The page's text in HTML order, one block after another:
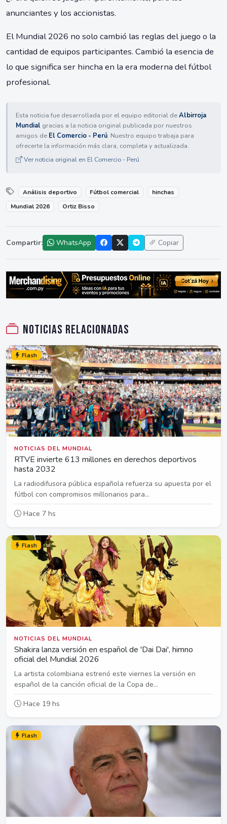
anunciantes y los accionistas.
El Mundial 2026 no solo cambió las reglas del juego o la
cantidad de equipos participantes. Cambió la esencia de
lo que significa ser hincha en la era moderna del fútbol
profesional.
Esta noticia fue desarrollada por el equipo editorial deAlbirroja
Mundial gracias a la noticia original publicada por nuestros
amigos de El Comercio - Perú. Nuestro equipo trabaja para
ofrecerte la información más clara, completa y actualizada.
Ver noticia original en El Comercio - Perú
Análisis deportivo Fútbol comercial
hinchas
Mundial 2026
Ortiz Bisso
Compartir: WhatsApp Copiar
Noticias relacionadas
Flash
NOTICIAS DEL MUNDIAL
RTVE invierte 613 millones en derechos deportivos
hasta 2032
La radiodifusora pública española refuerza su apuesta por el
fútbol con compromisos millonarios para...
Hace 7 hs
Flash
NOTICIAS DEL MUNDIAL
Shakira lanza versión en español de 'Dai Dai', himno
oficial del Mundial 2026
La artista colombiana estrenó este viernes la versión en
español de la canción oficial de la Copa de...
Hace 19 hs
Flash